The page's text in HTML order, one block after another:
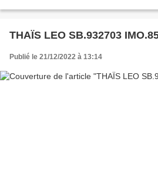
THAÏS LEO
Publié le 21/12/2022 à 13:14